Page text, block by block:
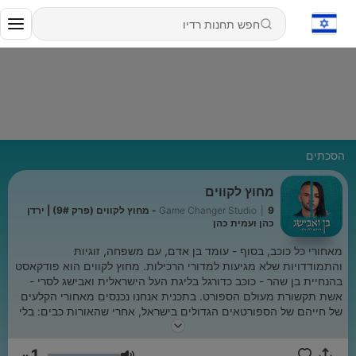
הסכתים
מחוץ לקווים
Game Changer Studio
9 - מחוץ לקווים (פרק 9#) | ירדן
כהן ועמית כהן
מאחורי כל כוכב, בסוף - עומד בן אדם, עם משפחה, זוגיות
והתמודדויות שלא מגיעות למדורי הרכילות. מחוץ לקווים הוא פודקאסט
בהנחיית בן שהר - כוכב כדורגל בליגת העל הישראלית ואבישג לסרי -
אשת תקשורת מעולם הספורט. בתכנית אנחנו נכנסים מאחורי הקלעים
של חייהם של הספורטאים הגדולים בישראל, אחרי שהאורות כבים: בלי